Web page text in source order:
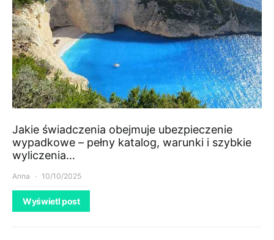
Jakie świadczenia obejmuje ubezpieczenie
wypadkowe – pełny katalog, warunki i szybkie
wyliczenia…
Anna 10/10/2025
Wyświetl post